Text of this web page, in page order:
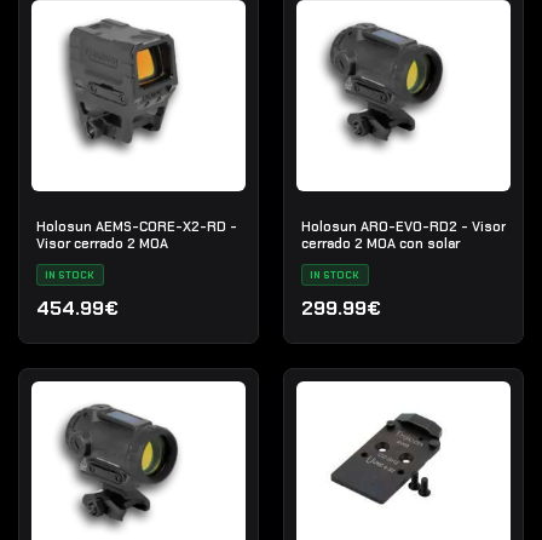
Holosun AEMS-CORE-X2-RD -
Visor cerrado 2 MOA
IN STOCK
454.99€
Holosun ARO-EVO-RD2 - Visor
cerrado 2 MOA con solar
IN STOCK
299.99€